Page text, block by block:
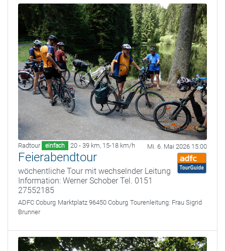
Radtour einfach 20 - 39 km, 15-18 km/h Mi. 6. Mai 2026 15:00
Feierabendtour
wöchentliche Tour mit wechselnder Leitung
Information: Werner Schober Tel. 0151
27552185
ADFC Coburg Marktplatz 96450 Coburg Tourenleitung: Frau Sigrid
Brunner